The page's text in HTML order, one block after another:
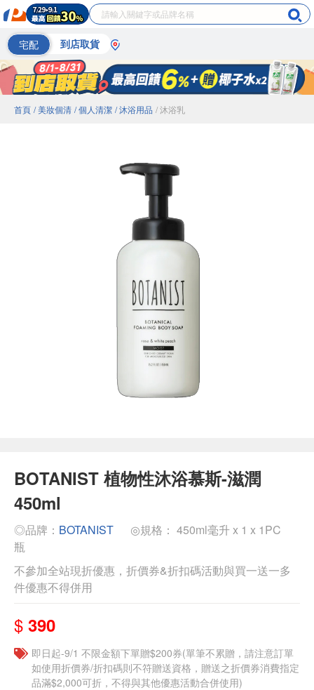
宅配 到店取貨
首頁 / 美妝個清 / 個人清潔 / 沐浴用品 / 沐浴乳
BOTANIST 植物性沐浴慕斯-滋潤
450ml
◎品牌： BOTANIST
◎規格： 450ml毫升 x 1 x 1PC
瓶
不參加全站現折優惠，折價券&折扣碼活動與買一送一多
件優惠不得併用
$ 390
即日起-9/1 不限金額下單贈$200券(單筆不累贈，請注意訂單
如使用折價券/折扣碼則不符贈送資格，贈送之折價券消費指定
品滿$2,000可折，不得與其他優惠活動合併使用)